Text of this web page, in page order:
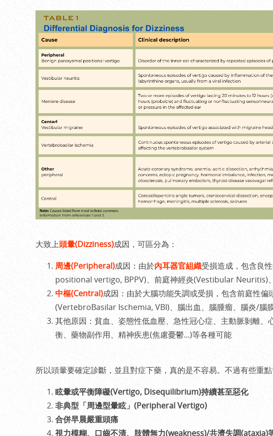
大致上頭暈(Dizziness)成因，可區分為：
周邊(Peripheral)成因：由於內耳器官組織受損造成，包含良
positional vertigo, BPPV)、前庭神經炎(Vestibular Neuritis)
中樞(Central)成因：由於大腦功能失調或受損，包含前庭性
(VertebroBasilar Ischemia, VBI)、腦出血、腦腫瘤、腦炎/腦
其他原因：貧血、姿態性低血壓、急性冠心症、主動脈剝離
衡、藥物副作用、精神疾患(焦慮憂鬱...)等各種可能
所以頭暈要確定診斷，並且對症下藥，真的是不容易。不過有些重
眩暈或平衡障礙(Vertigo, Disequilibrium)持續甚至惡化
非典型「周邊型暈眩」(Peripheral Vertigo)
合併早晨嚴重頭痛
視力模糊、口齒不清、肢體無力(weakness)/共濟失調(ataxia)